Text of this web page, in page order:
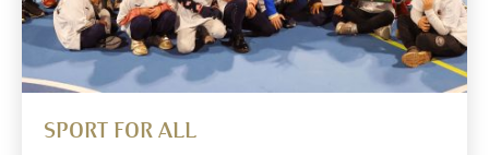
SPORT FOR ALL